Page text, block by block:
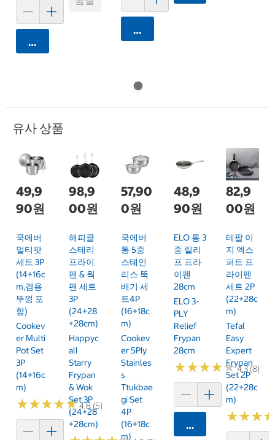
카트에 담기
카트에 담기
유사 상품
49,9
90원
쿡에버
멀티팟
세트 3P
(14+16c
M,겸용
뚜껑 포
함)
Cookev
Er Multi
Pot Set
3P
(14+16c
M)
★★★★★
★★★★★4.8 (5)
98,9
00원
해피콜
스테리
프라이
팬 & 웍
팬 세트
3P
(24+28
+28cm)
Happyc
All
Starry
Frypan
& Wok
Set 3P
(24+28
+28cm)
57,90
0원
쿡에버
통 5중
스테인
리스 뚝
배기 세
트4P
(16+18c
M)
Cookev
Er 5Ply
Stainles
S
Ttukbae
Gi Set
4P
(16+18c
M)
48,9
90원
ELO 통 3
중 릴리
프 프라
이팬
28cm
ELO 3-
PLY
Relief
Frypan
28cm
★★★★★
★★★★★4.3 (8)
카트에 담기
82,9
00원
테팔 이
지 엑스
퍼트 프
라이팬
세트 2P
(22+28c
M)
Tefal
Easy
Expert
Frypan
Set 2P
(22+28c
M)
★★★
★★★